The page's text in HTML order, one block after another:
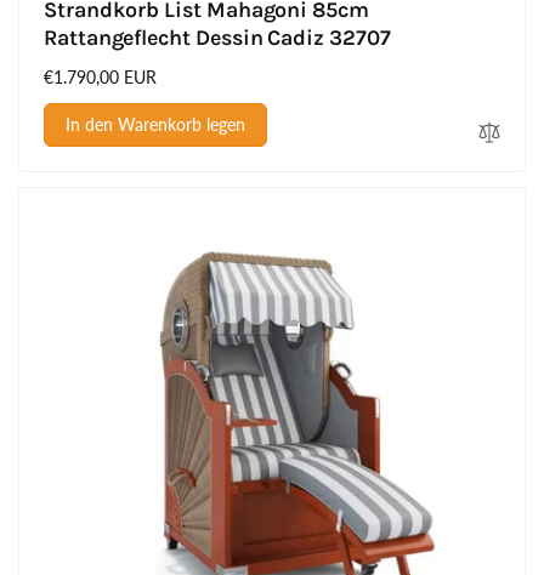
Strandkorb List Mahagoni 85cm
Rattangeflecht Dessin Cadiz 32707
Normaler
Preis
€1.790,00 EUR
In den Warenkorb legen